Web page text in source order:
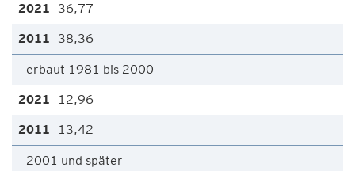
36,77
38,36
erbaut 1981 bis 2000
12,96
13,42
2001 und später